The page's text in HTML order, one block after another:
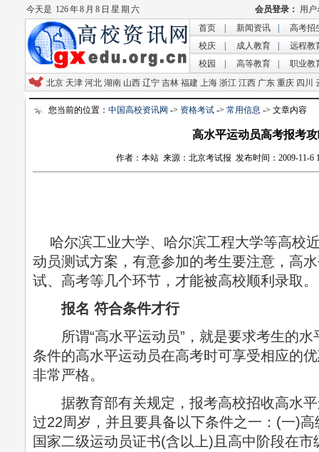
今天是 126 年 8 月 8 日 星 期 六
首页
新闻资讯
高考招
校庆
成人教育
远程教
校园
高等教育
职业教
北京 天津 河北 湖南 山西 辽宁 吉林 福建 上海 浙江 江西 广东 重庆 四川
您当前的位置： 中国高校资讯网 -> 资格考试 -> 常用信息 -> 文章内容
高水平运动员高考报考
作者：本站 来源：北京考试报 发布时间：2009-11-6
哈尔滨工业大学、哈尔滨工程大学等高校
动员测试方案，有意参加的考生要注意，高
试、高考等几个环节，才能被高校顺利录取。
报名 符合条件才行
所谓“高水平运动员”，就是要求考生的水
条件的高水平运动员在高考时可享受相应的
非常严格。
据教育部有关规定，报考高校招收高水平
过22周岁，并且要具备以下条件之一：(一)
国家二级运动员证书(含以上)且高中阶段在